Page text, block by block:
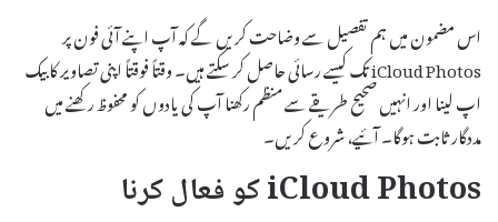
اس مضمون میں ہم تفصیل سے وضاحت کریں گے کہ آپ اپنے آئی فون پر
iCloud Photos تک کیسے رسائی حاصل کر سکتے ہیں۔ وقتاً فوقتاً اپنی تصاویر کا بیک
اپ لینا اور انہیں صحیح طریقے سے منظم رکھنا آپ کی یادوں کو محفوظ رکھنے میں
مددگار ثابت ہوگا۔ آئیے، شروع کریں۔
iCloud Photos کو فعال کرنا